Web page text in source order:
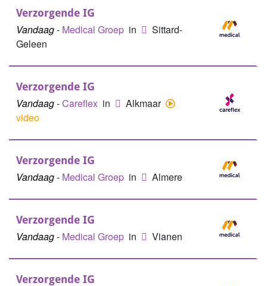
Verzorgende IG
Vandaag- Medical Groep in
Sittard-
Geleen
Verzorgende IG
Vandaag-Careflex in
Alkmaar
video
Verzorgende IG
Vandaag- Medical Groep in Almere
Verzorgende IG
Vandaag- Medical Groep in Vianen
Verzorgende IG